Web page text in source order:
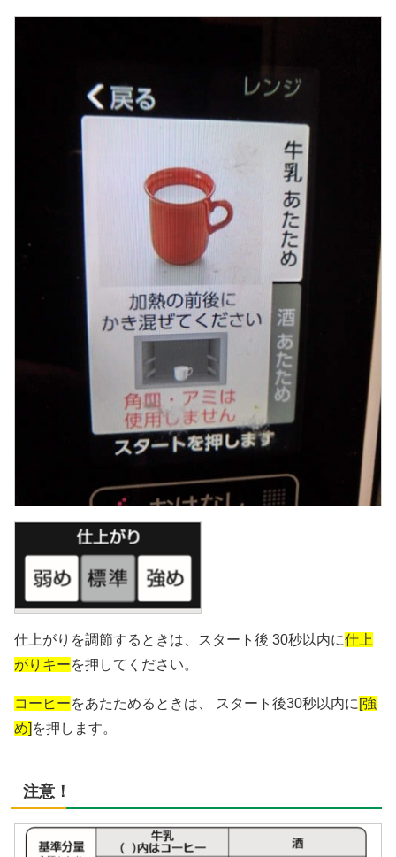
仕上がりを調節するときは、スタート後 30秒以内に仕上
がりキーを押してください。
コーヒーをあたためるときは、 スタート後30秒以内に [強
め] を押します。
注意！